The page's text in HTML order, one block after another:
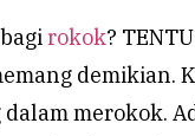
rokok?
demikian.
merokok.